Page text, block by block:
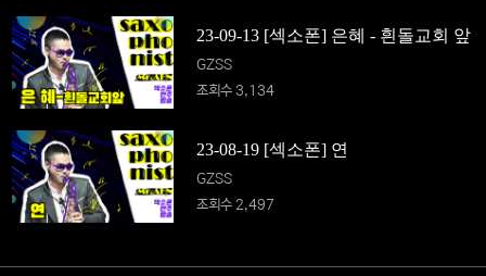
23-09-13 [섹소폰] 은혜 - 흰돌교회 앞
GZSS
조회수 3,134
23-08-19 [섹소폰] 연
GZSS
조회수 2,497